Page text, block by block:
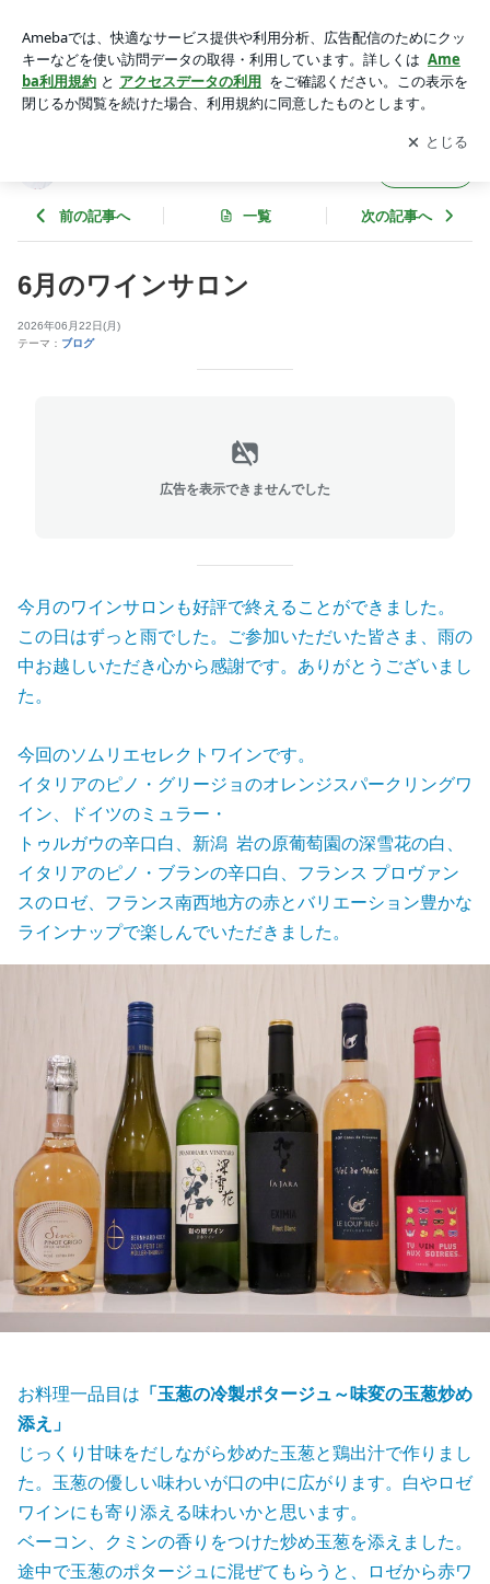
アプリをダウンロードして ブログの更新通知
を受け取りまし
ょう。
開く
前の記事へ 一覧 次の記事へ
6月のワインサロン
2026年06月22日(月)
テーマ： ブログ
広告を表示できませんでした
今月のワインサロンも好評で終えることができました。
この日はずっと雨でした。ご参加いただいた皆さま、雨の
中お越しいただき心から感謝です。ありがとうございまし
た。
今回のソムリエセレクトワインです。
イタリアのピノ・グリージョのオレンジスパークリングワ
イン、ドイツのミュラー・
トゥルガウの辛口白、新潟 岩の原葡萄園の深雪花の白、
イタリアのピノ・ブランの辛口白、フランス プロヴァン
スのロゼ、フランス南西地方の赤とバリエーション豊かな
ラインナップで楽しんでいただきました。
お料理一品目は 「玉葱の冷製ポタージュ～味変の玉葱炒め
添え」
じっくり甘味をだしながら炒めた玉葱と鶏出汁で作りまし
た。玉葱の優しい味わいが口の中に広がります。白やロゼ
ワインにも寄り添える味わいかと思います。
ベーコン、クミンの香りをつけた炒め玉葱を添えました。
途中で玉葱のポタージュに混ぜてもらうと、ロゼから赤ワ